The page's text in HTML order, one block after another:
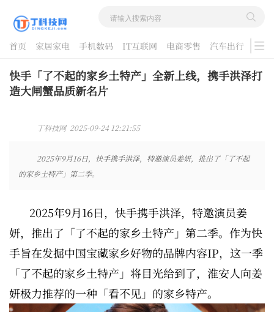
首页 家居家电 手机数码 IT互联网 电商零售 汽车出行
游戏
酷品评测
快手「了不起的家乡土特产」全新上线，携手洪泽打
造大闸蟹品质新名片
丁科技网 2025-09-24 12:21:55
2025年9月16日，快手携手洪泽，特邀演员姜妍，推出了「了不起
的家乡土特产」第二季。
2025年9月16日，快手携手洪泽，特邀演员姜
妍，推出了「了不起的家乡土特产」第二季。作为快
手旨在发掘中国宝藏家乡好物的品牌内容IP，这一季
「了不起的家乡土特产」将目光给到了，淮安人向姜
妍极力推荐的一种「看不见」的家乡特产。